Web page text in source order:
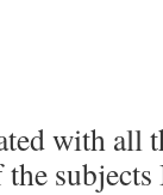
with all
subjects